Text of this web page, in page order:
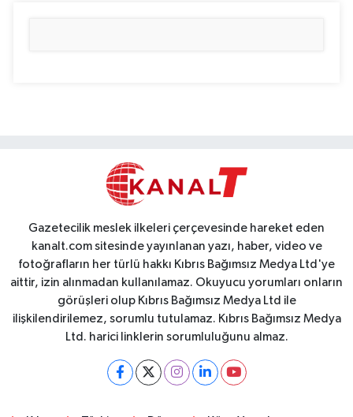
Gazetecilik meslek ilkeleri çerçevesinde hareket eden
kanalt.com sitesinde yayınlanan yazı, haber, video ve
fotoğrafların her türlü hakkı Kıbrıs Bağımsız Medya Ltd'ye
aittir, izin alınmadan kullanılamaz. Okuyucu yorumları onların
görüşleri olup Kıbrıs Bağımsız Medya Ltd ile
ilişkilendirilemez, sorumlu tutulamaz. Kıbrıs Bağımsız Medya
Ltd. harici linklerin sorumluluğunu almaz.